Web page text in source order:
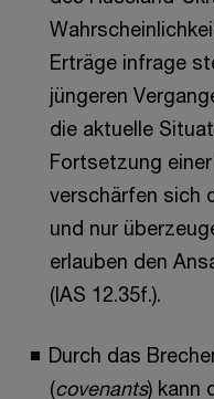
Erträge infrage
jüngeren
die aktuelle
Fortsetzung
verschärfen sich
und nur
erlauben den
(IAS 12.35f.).
Durch das
(covenants) kann